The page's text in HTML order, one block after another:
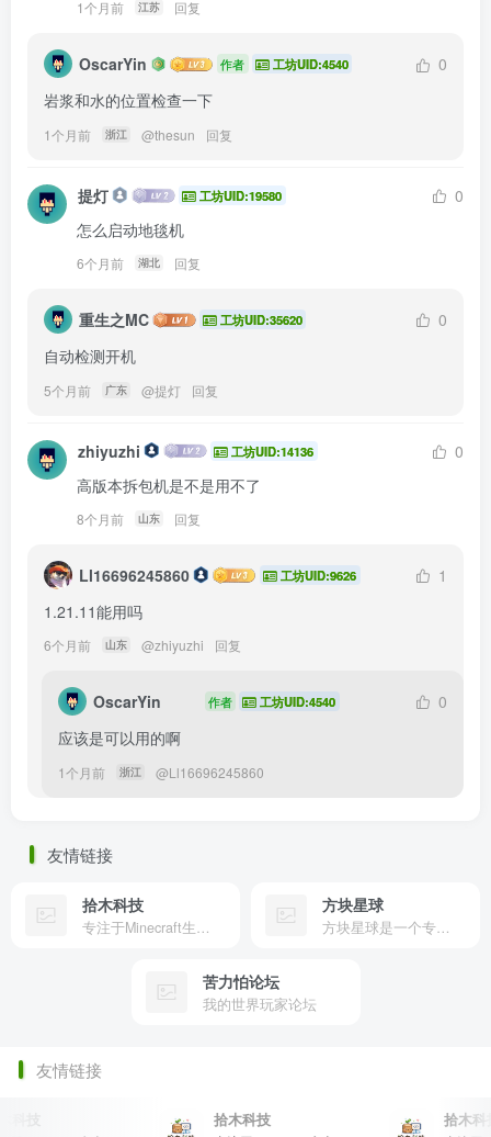
1个月前 江苏 回复
OscarYin 作者 工坊UID:4540
0
岩浆和水的位置检查一下
1个月前 浙江 @thesun 回复
提灯 工坊UID:19580
0
怎么启动地毯机
6个月前 湖北 回复
重生之MC 工坊UID:35620
0
自动检测开机
5个月前 广东 @提灯 回复
zhiyuzhi 工坊UID:14136
0
高版本拆包机是不是用不了
8个月前 山东 回复
Ll16696245860 工坊UID:9626
1
1.21.11能用吗
6个月前 山东 @zhiyuzhi 回复
OscarYin 作者 工坊UID:4540
0
应该是可以用的啊
1个月前 浙江 @Ll16696245860
友情链接
拾木科技
专注于Minecraft生态建设
方块星球
方块星球是一个专注于我的世界的中文论坛，提供丰富的资源分享、玩家交流和创意展示，包括地图、皮肤、数据包等内容，打造Minecraft玩家的专属社区乐园！
苦力怕论坛
我的世界玩家论坛
友情链接
拾木科技 拾木科技